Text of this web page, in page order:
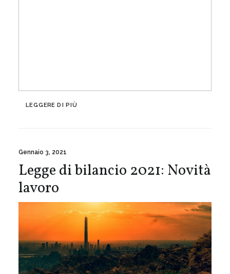
LEGGERE DI PIÙ
Gennaio 3, 2021
Legge di bilancio 2021: Novità
lavoro